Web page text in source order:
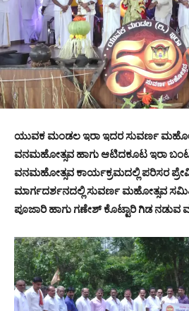
ಯುವಕ ಮಂಡಲ ಇರಾ ಇದರ ಸುವರ್ಣ
ವನಮಹೋತ್ಸವ ಹಾಗು ಆಟಿದಕೂಟ ಇರಾ
ವನಮಹೋತ್ಸವ ಕಾರ್ಯಕ್ರಮದಲ್ಲಿ ಪರಿಸರ
ಮಾರ್ಗದರ್ಶನದಲ್ಲಿ ಸುವರ್ಣ ಮಹೋತ್ಸವ
ಪೂಜಾರಿ ಹಾಗು ಗಣೇಶ್ ಕೊಟ್ಟಾರಿ ಗಿಡ